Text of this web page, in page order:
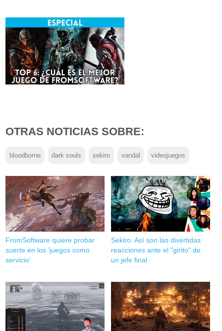
OTRAS NOTICIAS SOBRE:
bloodborne dark souls sekiro vandal videojuegos
FromSoftware quiere probar
suerte en los 'juegos como
servicio'
Sekiro: Así son las divertidas
reacciones ante el "girito" de
un jefe final